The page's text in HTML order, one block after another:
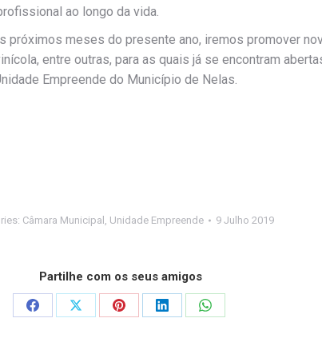
ao longo da vida.
próximos meses do presente ano, iremos promover
entre outras, para as quais já se encontram
Empreende do Município de Nelas.
Câmara Municipal Unidade Empreende 9 Julho 2019
Partilhe com os seus amigos
Share
Share
Share
Share
Share